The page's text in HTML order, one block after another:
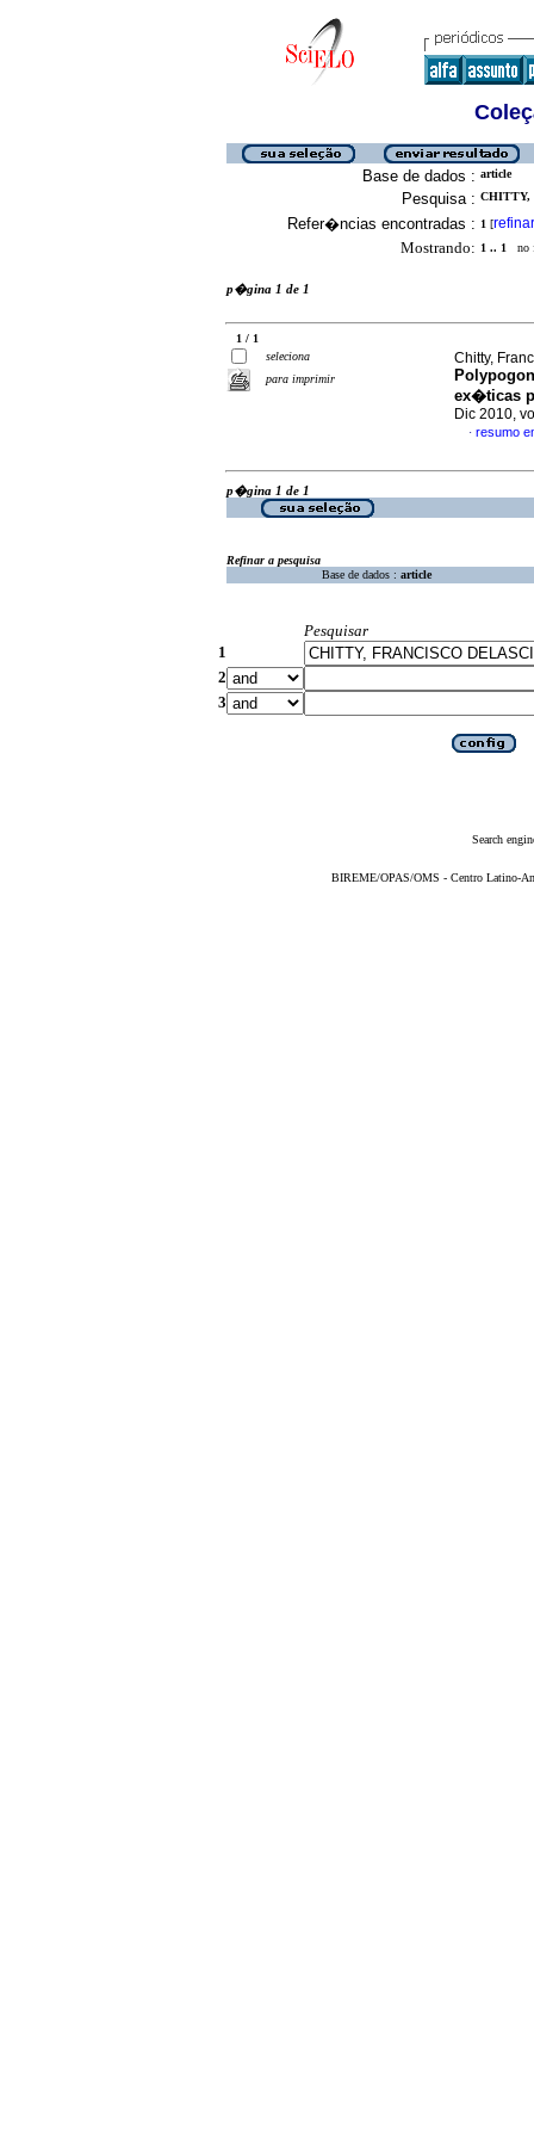
Base de dados : article
Pesquisa : CHITTY,
Refer�ncias encontradas : 1 [refinar
Mostrando: 1 .. 1 no
p�gina 1 de 1
1 / 1
seleciona
para imprimir
Chitty,
ex�ticas
Dic 2010,
· resumo
p�gina 1 de 1
Refinar a pesquisa
Base de dados : article
Pesquisar
1
2
3
Search
BIREME/OPAS/OMS - Centro Latino-